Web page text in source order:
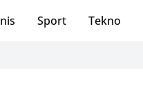
Sport Tekno